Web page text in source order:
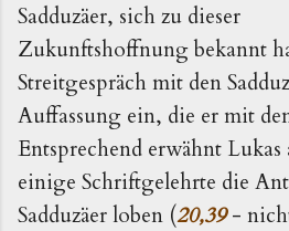
Sadduzäer, sich zu dieser
Zukunftshoffnung bekannt
Streitgespräch mit den
Auffassung ein, die er mit
Entsprechend erwähnt Lukas
einige Schriftgelehrte die
Sadduzäer loben (20,39-